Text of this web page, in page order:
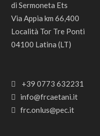
di Sermoneta Ets
Via Appia km 66,400
Località Tor Tre Ponti
04100 Latina (LT)
+39 0773 632231
info@frcaetani.it
frc.onlus@pec.it